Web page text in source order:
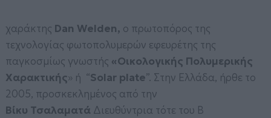
χαράκτης Dan Welden, ο πρωτοπόρος της
τεχνολογίας φωτοπολυμερών εφευρέτης της
παγκοσμίως γνωστής «Οικολογικής Πολυμερικής
Χαρακτικής» ή “Solar plate”. Στην Ελλάδα, ήρθε το
2005, προσκεκλημένος από την
Βίκυ Τσαλαματά Διευθύντρια τότε του Β